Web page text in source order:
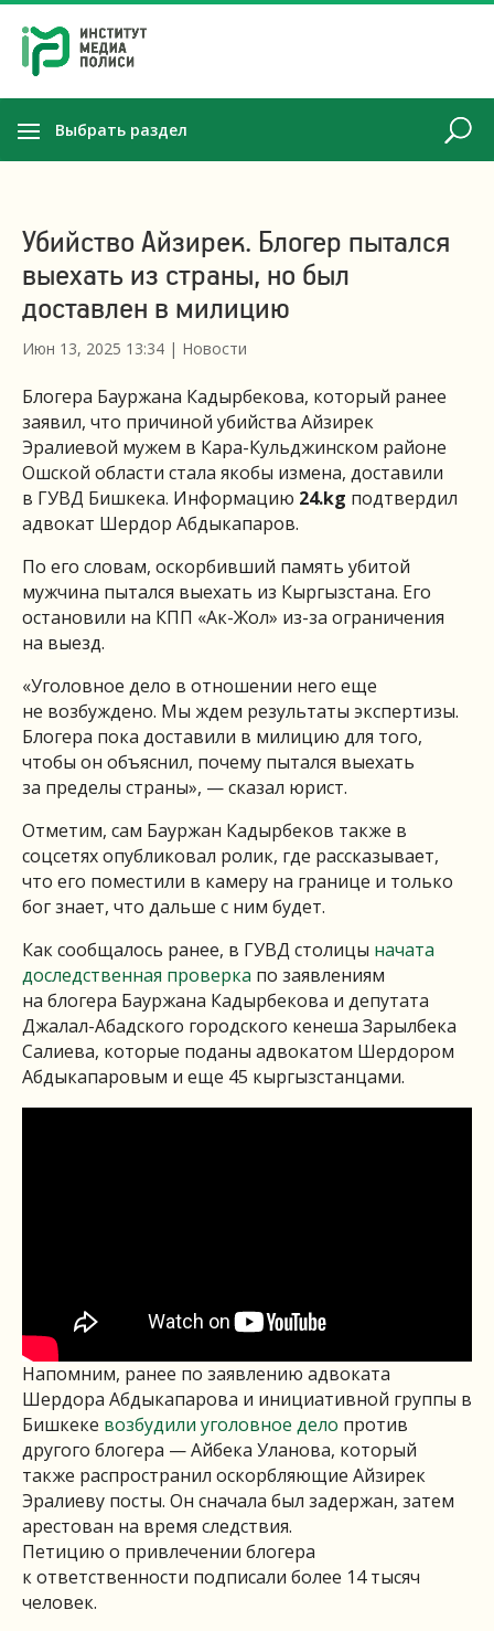
Выбрать раздел
Убийство Айзирек. Блогер пытался
выехать из страны, но был
доставлен в милицию
Июн 13, 2025 13:34 | Новости
Блогера Бауржана Кадырбекова, который ранее
заявил, что причиной убийства Айзирек
Эралиевой мужем в Кара-Кульджинском районе
Ошской области стала якобы измена, доставили
в ГУВД Бишкека. Информацию 24.kg подтвердил
адвокат Шердор Абдыкапаров.
По его словам, оскорбивший память убитой
мужчина пытался выехать из Кыргызстана. Его
остановили на КПП «Ак-Жол» из-за ограничения
на выезд.
«Уголовное дело в отношении него еще
не возбуждено. Мы ждем результаты экспертизы.
Блогера пока доставили в милицию для того,
чтобы он объяснил, почему пытался выехать
за пределы страны», — сказал юрист.
Отметим, сам Бауржан Кадырбеков также в
соцсетях опубликовал ролик, где рассказывает,
что его поместили в камеру на границе и только
бог знает, что дальше с ним будет.
Как сообщалось ранее, в ГУВД столицы начата
доследственная проверка по заявлениям
на блогера Бауржана Кадырбекова и депутата
Джалал-Абадского городского кенеша Зарылбека
Салиева, которые поданы адвокатом Шердором
Абдыкапаровым и еще 45 кыргызстанцами.
Напомним, ранее по заявлению адвоката
Шердора Абдыкапарова и инициативной группы в
Бишкеке возбудили уголовное дело против
другого блогера — Айбека Уланова, который
также распространил оскорбляющие Айзирек
Эралиеву посты. Он сначала был задержан, затем
арестован на время следствия.
Петицию о привлечении блогера
к ответственности подписали более 14 тысяч
человек.